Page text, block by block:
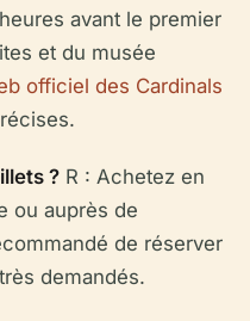
avant le premier
et du musée
officiel des Cardinals
? R : Achetez en
ou auprès de
de réserver
demandés.